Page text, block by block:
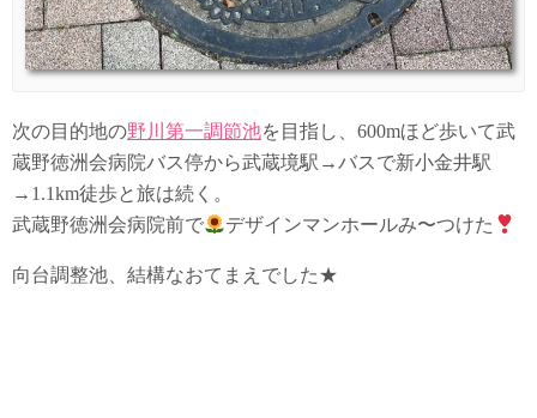
次の目的地の野川第一調節池を目指し、600mほど歩いて武
蔵野徳洲会病院バス停から武蔵境駅→バスで新小金井駅
→1.1km徒歩と旅は続く。
武蔵野徳洲会病院前で
デザインマンホールみ〜つけた
向台調整池、結構なおてまえでした★